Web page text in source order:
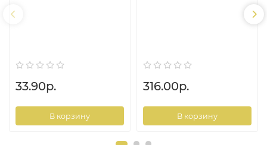
33.90р.
В корзину
316.00р.
В корзину